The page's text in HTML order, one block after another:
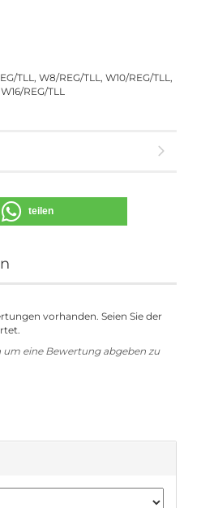
TLL, W8/REG/TLL, W10/REG/TLL,
REG/TLL
teilen
vorhanden. Seien Sie der
um eine Bewertung abgeben zu